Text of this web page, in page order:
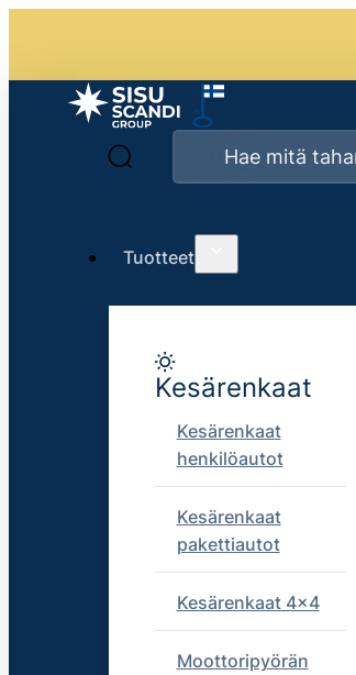
Tuotteet
Kesärenkaat
Kesärenkaat
henkilöautot
Kesärenkaat
pakettiautot
Kesärenkaat 4x4
Moottoripyörän